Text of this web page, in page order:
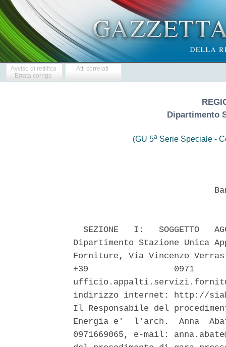
Avviso di rettifica
Errata corrige
Atti correlati
Dipartimento
(GU 5a Serie Speciale -
SEZIONE   I:   SOGGETTO
Dipartimento Stazione
Forniture, Via Vincenzo
+39                 0971
indirizzo internet: http://
Il Responsabile del
Energia e'  l'arch.  Anna
0971669065, e-mail: